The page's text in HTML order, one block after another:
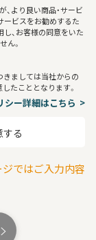
より良い商品・サービ
ービスをお勧めするた
、お客様の同意をいた
ん。
ましては当社からの
たこととなります。
シー詳細はこちら
る
ジではご入力内容